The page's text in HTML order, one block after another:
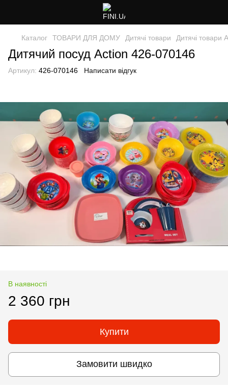
Каталог ТОВАРИ ДЛЯ ДОМУ Дитячі товари Дитячі товари
Дитячий посуд Action 426-070146
Артикул: 426-070146 Написати відгук
В наявності
2 360 грн
Купити
Замовити швидко